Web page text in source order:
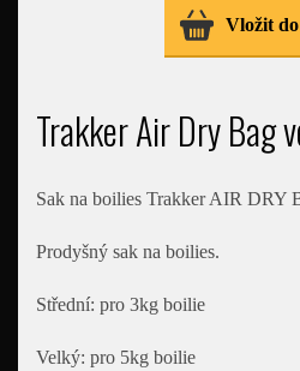
Vložit
Trakker Air Dry Bag
Sak na boilies Trakker AIR DRY
Prodyšný sak na boilies.
Střední: pro 3kg boilie
Velký: pro 5kg boilie